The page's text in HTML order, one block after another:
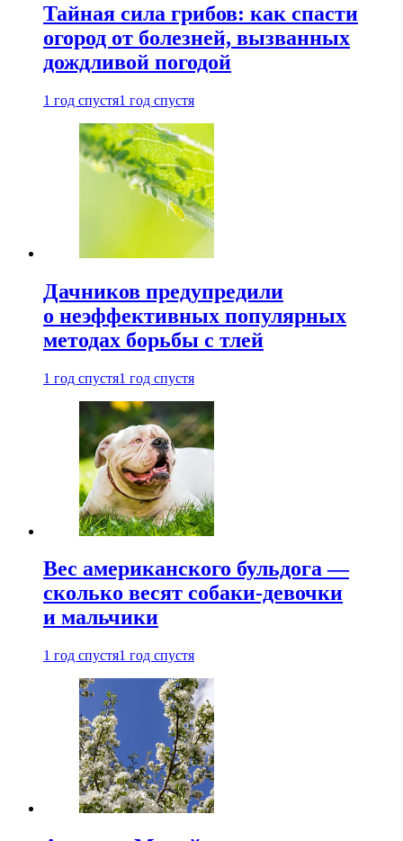
Тайная сила грибов: как спасти
огород от болезней, вызванных
дождливой погодой
1 год спустя1 год спустя
Дачников предупредили
о неэффективных популярных
методах борьбы с тлей
1 год спустя1 год спустя
Вес американского бульдога —
сколько весят собаки-девочки
и мальчики
1 год спустя1 год спустя